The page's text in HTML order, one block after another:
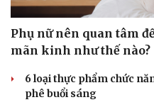
Phụ nữ nên quan tâm
mãn kinh như thế nào?
6 loại thực phẩm chức
phê buổi sáng